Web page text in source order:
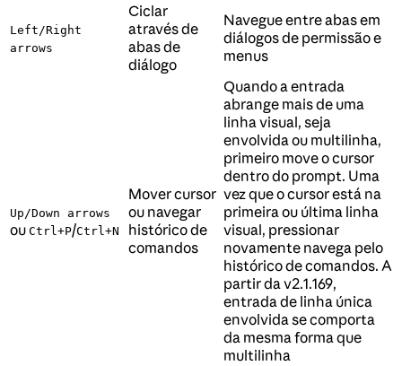
Left/Right
arrows
Ciclar
através de
abas de
diálogo
Navegue entre abas em
diálogos de permissão e
menus
Up/Down arrows
ou Ctrl+P/Ctrl+N
Mover cursor
ou navegar
histórico de
comandos
Quando a entrada
abrange mais de uma
linha visual, seja
envolvida ou multilinha,
primeiro move o cursor
dentro do prompt. Uma
vez que o cursor está na
primeira ou última linha
visual, pressionar
novamente navega pelo
histórico de comandos. A
partir da v2.1.169,
entrada de linha única
envolvida se comporta
da mesma forma que
multilinha